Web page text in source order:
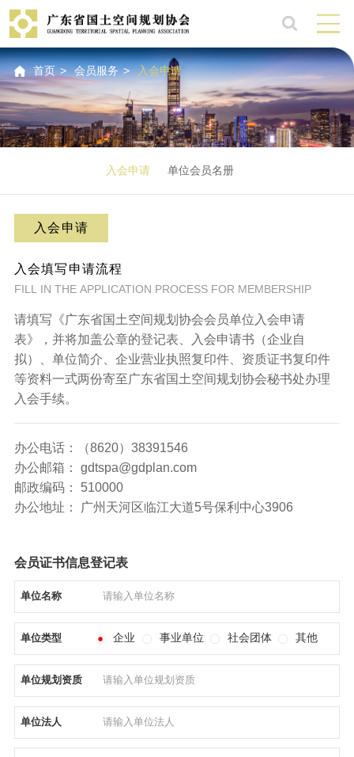
首页 > 会员服务 > 入会申请
入会申请 单位会员名册
入会申请
入会填写申请流程
FILL IN THE APPLICATION PROCESS FOR MEMBERSHIP
请填写《广东省国土空间规划协会会员单位入会申请
表》，并将加盖公章的登记表、入会申请书（企业自
拟）、单位简介、企业营业执照复印件、资质证书复印件
等资料一式两份寄至广东省国土空间规划协会秘书处办理
入会手续。
办公电话：（8620）38391546
办公邮箱： gdtspa@gdplan.com
邮政编码： 510000
办公地址： 广州天河区临江大道5号保利中心3906
会员证书信息登记表
单位名称
单位类型 企业 事业单位 社会团体 其他
单位规划资质
单位法人